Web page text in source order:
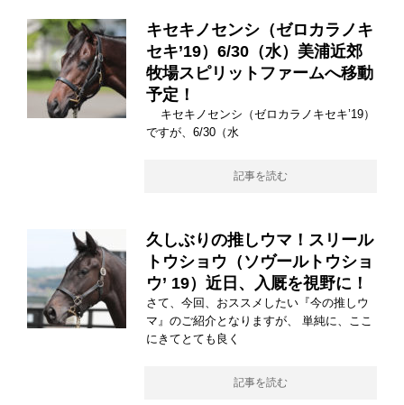
キセキノセンシ（ゼロカラノキ
セキ’19）6/30（水）美浦近郊
牧場スピリットファームへ移動
予定！
キセキノセンシ（ゼロカラノキセキ’19）
ですが、6/30（水
記事を読む
久しぶりの推しウマ！スリール
トウショウ（ソヴールトウショ
ウ’ 19）近日、入厩を視野に！
さて、今回、おススメしたい『今の推しウ
マ』のご紹介となりますが、 単純に、ここ
にきてとても良く
記事を読む